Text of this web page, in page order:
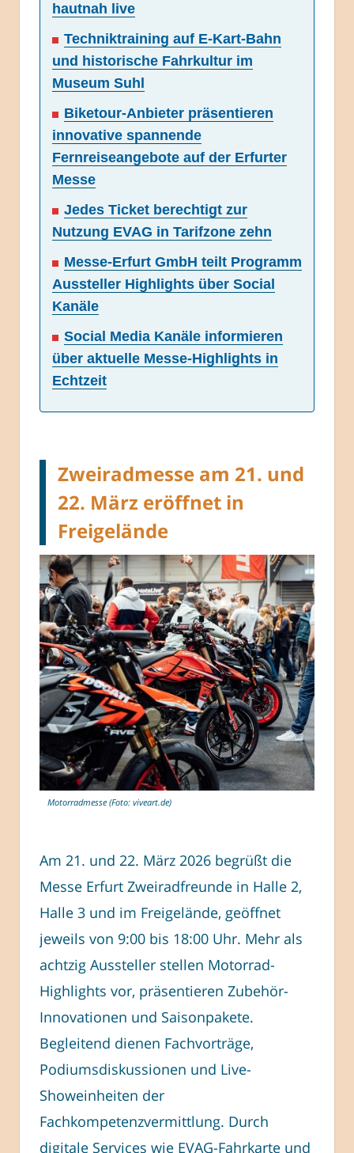
hautnah live
Techniktraining auf E-Kart-Bahn
und historische Fahrkultur im
Museum Suhl
Biketour-Anbieter präsentieren
innovative spannende
Fernreiseangebote auf der Erfurter
Messe
Jedes Ticket berechtigt zur
Nutzung EVAG in Tarifzone zehn
Messe-Erfurt GmbH teilt Programm
Aussteller Highlights über Social
Kanäle
Social Media Kanäle informieren
über aktuelle Messe-Highlights in
Echtzeit
Zweiradmesse am 21. und
22. März eröffnet in
Freigelände
Motorradmesse (Foto: viveart.de)
Am 21. und 22. März 2026 begrüßt die
Messe Erfurt Zweiradfreunde in Halle 2,
Halle 3 und im Freigelände, geöffnet
jeweils von 9:00 bis 18:00 Uhr. Mehr als
achtzig Aussteller stellen Motorrad-
Highlights vor, präsentieren Zubehör-
Innovationen und Saisonpakete.
Begleitend dienen Fachvorträge,
Podiumsdiskussionen und Live-
Showeinheiten der
Fachkompetenzvermittlung. Durch
digitale Services wie EVAG-Fahrkarte und